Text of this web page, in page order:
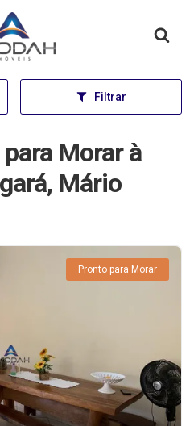
inicial
Filtrar
Morar à
Mário
Pronto para Morar